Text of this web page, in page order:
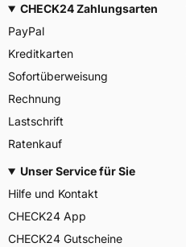
CHECK24 Zahlungsarten
PayPal
Kreditkarten
Sofortüberweisung
Rechnung
Lastschrift
Ratenkauf
Unser Service für Sie
Hilfe und Kontakt
CHECK24 App
CHECK24 Gutscheine